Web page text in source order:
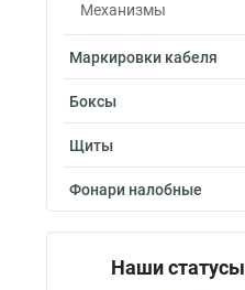
Механизмы
Маркировки кабеля
Боксы
Щиты
Фонари налобные
Наши статусы